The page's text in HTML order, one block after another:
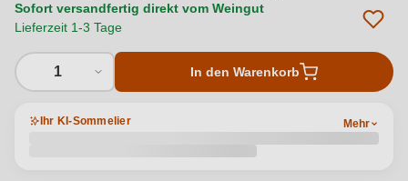
Sofort versandfertig direkt vom Weingut
Lieferzeit 1-3 Tage
1 In den Warenkorb
Ihr KI-Sommelier Mehr